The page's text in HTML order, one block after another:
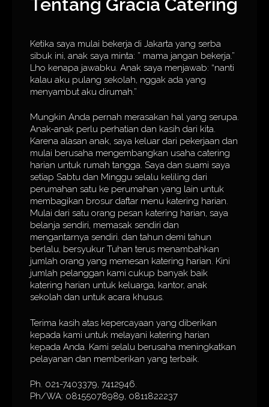
Tentang Gracia Catering
Ketika saya mulai bekerja di Jakarta yang serba
sibuk ini, anak saya minta: ” mama jangan bekerja.”
Lho kenapa jawabku. Anak saya menjawab: “nanti
kalau aku pulang sekolah, nggak ada yang
menyambut aku dirumah.”
Mungkin Anda pernah merasakan hal yang serupa.
Anak-anak perlu perhatian dan kasih dari kita.
Karena alasan anak, saya keluar dari pekerjaan dan
mulai berusaha mengembangkan usaha catering
harian untuk rumah tangga. Saya dan suami saya
setiap Sabtu dan Minggu selalu keliling dari
perumahan satu ke perumahan yang lain untuk
membagikan brosur daftar menu katering harian.
Mulai dari satu orang pesan katering harian, saya
belanja sendiri, memasak sendiri dan
mengantarnya sendiri. dan tahun demi tahun
berlalu, bersyukur Tuhan terus menambahkan
jumlah orang yang memesan katering harian. Kini
jumlah pelanggan kami cukup banyak baik
katering harian untuk keluarga, kantor, anak
sekolah dan untuk acara khusus.
Terima kasih atas kepercayaan yang diberikan
kepada kami untuk melayani katering harian
kepada Anda. Kami selalu berusaha meningkatkan
pelayanan dan memberikan yang terbaik.
Ph. 021-7403379, 7412946.
Ph/WA: 08155078989, 0811822237